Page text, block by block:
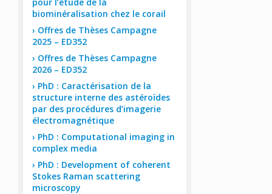
biominéralisation chez le corail
Offres de Thèses Campagne
2025 – ED352
Offres de Thèses Campagne
2026 – ED352
PhD : Caractérisation de la
structure interne des astéroïdes
par des procédures d’imagerie
électromagnétique
PhD : Computational imaging in
complex media
PhD : Development of coherent
Stokes Raman scattering
microscopy